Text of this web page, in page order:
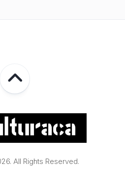
All Rights Reserved.